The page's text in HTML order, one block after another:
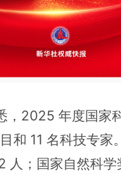
，2025 年度国家
和 11 名科技专家
人；国家自然科学